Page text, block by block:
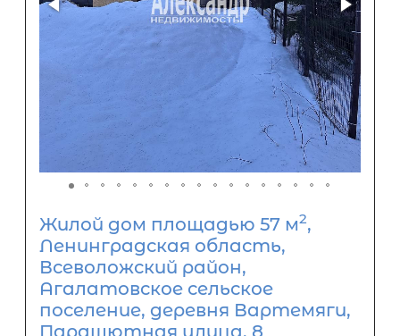
Жилой дом площадью 57 м2,
Ленинградская область,
Всеволожский район,
Агалатовское сельское
поселение, деревня Вартемяги,
Парашютная улица, 8